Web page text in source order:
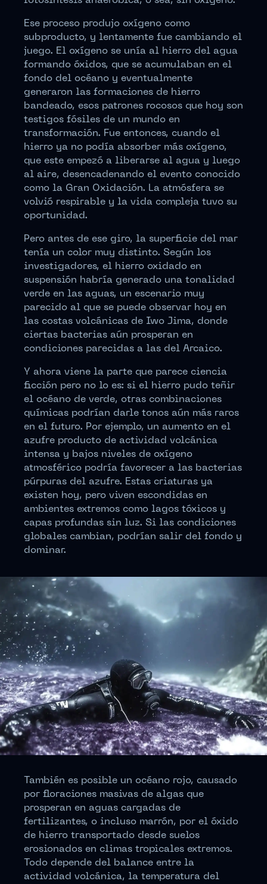
Ese proceso produjo oxígeno como
subproducto, y lentamente fue cambiando el
juego. El oxígeno se unía al hierro del agua
formando óxidos, que se acumulaban en el
fondo del océano y eventualmente
generaron las formaciones de hierro
bandeado, esos patrones rocosos que hoy son
testigos fósiles de un mundo en
transformación. Fue entonces, cuando el
hierro ya no podía absorber más oxígeno,
que este empezó a liberarse al agua y luego
al aire, desencadenando el evento conocido
como la Gran Oxidación. La atmósfera se
volvió respirable y la vida compleja tuvo su
oportunidad.
Pero antes de ese giro, la superficie del mar
tenía un color muy distinto. Según los
investigadores, el hierro oxidado en
suspensión habría generado una tonalidad
verde en las aguas, un escenario muy
parecido al que se puede observar hoy en
las costas volcánicas de Iwo Jima, donde
ciertas bacterias aún prosperan en
condiciones parecidas a las del Arcaico.
Y ahora viene la parte que parece ciencia
ficción pero no lo es: si el hierro pudo teñir
el océano de verde, otras combinaciones
químicas podrían darle tonos aún más raros
en el futuro. Por ejemplo, un aumento en el
azufre producto de actividad volcánica
intensa y bajos niveles de oxígeno
atmosférico podría favorecer a las bacterias
púrpuras del azufre. Estas criaturas ya
existen hoy, pero viven escondidas en
ambientes extremos como lagos tóxicos y
capas profundas sin luz. Si las condiciones
globales cambian, podrían salir del fondo y
dominar.
También es posible un océano rojo, causado
por floraciones masivas de algas que
prosperan en aguas cargadas de
fertilizantes, o incluso marrón, por el óxido
de hierro transportado desde suelos
erosionados en climas tropicales extremos.
Todo depende del balance entre la
actividad volcánica, la temperatura del